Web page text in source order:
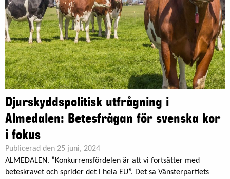
Djurskyddspolitisk utfrågning i
Almedalen: Betesfrågan för svenska kor
i fokus
Publicerad den 25 juni, 2024
ALMEDALEN. ”Konkurrensfördelen är att vi fortsätter med
beteskravet och sprider det i hela EU”. Det sa Vänsterpartiets